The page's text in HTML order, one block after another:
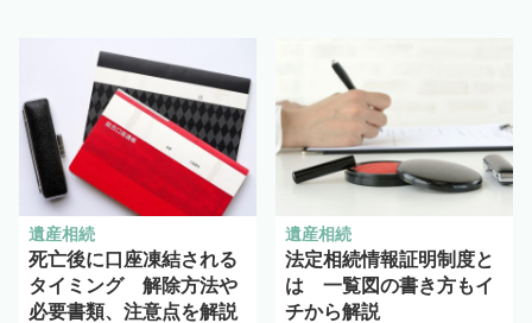
遺産相続
死亡後に口座凍結される
タイミング 解除方法や
必要書類、注意点を解説
遺産相続
法定相続情報証明制度と
は 一覧図の書き方もイ
チから解説